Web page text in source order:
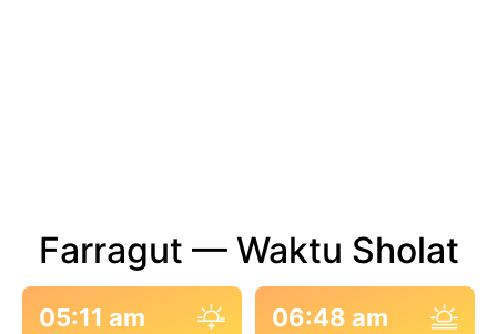
Farragut — Waktu Sholat
05:11 am 06:48 am